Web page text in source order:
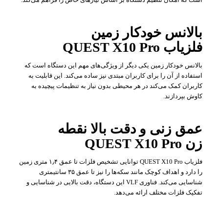
بالانس خودکار زمین
فلزیاب QUEST X10 Pro
بالانس خودکار زمین یکی دیگر از ویژگی‌های مهم این دستگاه است که
استفاده از آن را برای کاربران مبتدی نیز ساده می‌کند. این قابلیت به
کاربران کمک می‌کند در هر محیطی بدون نیاز به تنظیمات پیچیده به
کاوش بپردازند.
عمق زنی و دقت بالا نقطه
زن QUEST X10 Pro
فلزیاب QUEST X10 Pro توانایی تشخیص فلزات تا عمق ۱٫۴ متری زمین
را دارد و اهداف کوچک مانند سکه‌ها را نیز تا عمق ۳۵ سانتیمتری
شناسایی می‌کند. فناوری VLF این دستگاه، دقت بالایی در شناسایی و
تفکیک فلزات مختلف ارائه می‌دهد.